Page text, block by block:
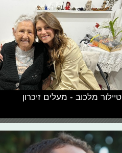
טיילור מלכוב - מעלים זיכרון